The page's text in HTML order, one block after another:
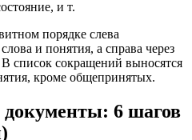
и т.
порядке слева
и понятия, а справа через
список сокращений выносятся
кроме общепринятых.
документы: 6 шагов